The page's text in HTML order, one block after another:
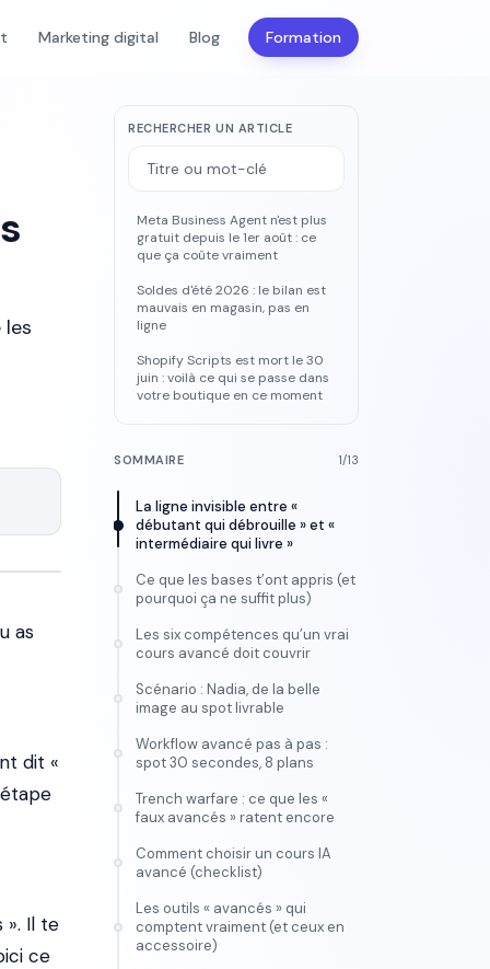
Marketing digital Blog Formation
les
as
dit «
». Il te
ce
RECHERCHER UN ARTICLE
Meta Business Agent n'est plus
gratuit depuis le 1er août : ce
que ça coûte vraiment
Soldes d'été 2026 : le bilan est
mauvais en magasin, pas en
ligne
Shopify Scripts est mort le 30
juin : voilà ce qui se passe dans
votre boutique en ce moment
SOMMAIRE 1/13
La ligne invisible entre «
débutant qui débrouille » et «
intermédiaire qui livre »
Ce que les bases t’ont appris (et
pourquoi ça ne suffit plus)
Les six compétences qu’un vrai
cours avancé doit couvrir
Scénario : Nadia, de la belle
image au spot livrable
Workflow avancé pas à pas :
spot 30 secondes, 8 plans
Trench warfare : ce que les «
faux avancés » ratent encore
Comment choisir un cours IA
avancé (checklist)
Les outils « avancés » qui
comptent vraiment (et ceux en
accessoire)